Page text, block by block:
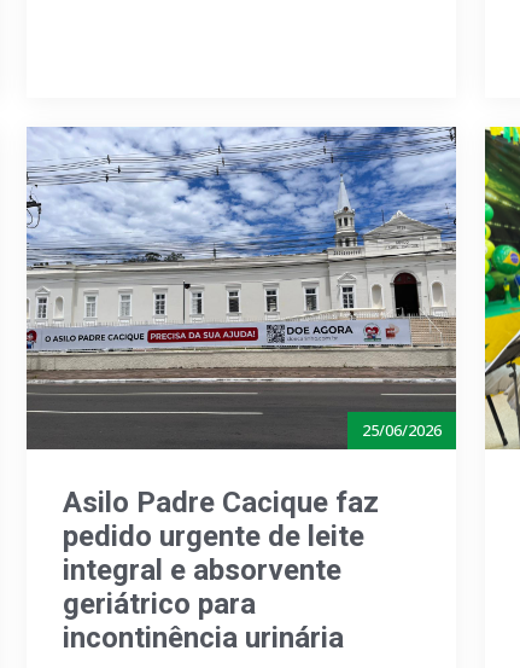
25/06/2026
Asilo Padre Cacique faz
pedido urgente de leite
integral e absorvente
geriátrico para
incontinência urinária